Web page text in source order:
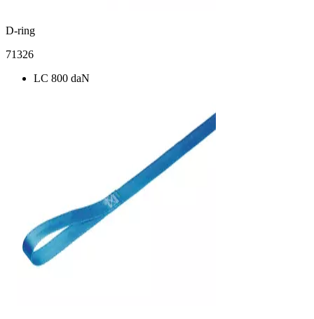
D-ring
71326
LC 800 daN